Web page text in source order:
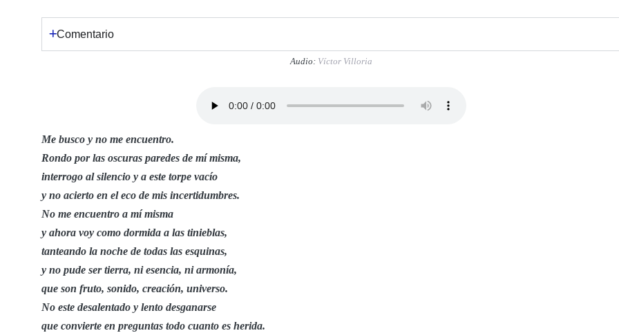
Comentario
Audio: Víctor Villoria
Me busco y no me encuentro.
Rondo por las oscuras paredes de mí misma,
interrogo al silencio y a este torpe vacío
y no acierto en el eco de mis incertidumbres.
No me encuentro a mí misma
y ahora voy como dormida a las tinieblas,
tanteando la noche de todas las esquinas,
y no pude ser tierra, ni esencia, ni armonía,
que son fruto, sonido, creación, universo.
No este desalentado y lento desganarse
que convierte en preguntas todo cuanto es herida.